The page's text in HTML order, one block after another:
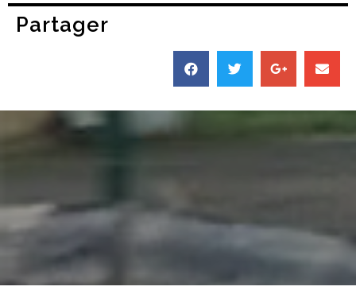
Partager